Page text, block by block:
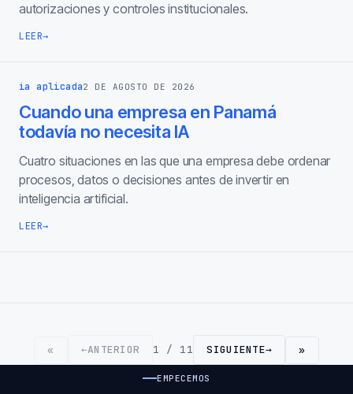
autorizaciones y controles institucionales.
LEER→
ia aplicada2 DE AGOSTO DE 2026
Cuando una empresa en Panamá
todavía no necesita IA
Cuatro situaciones en las que una empresa debe ordenar
procesos, datos o decisiones antes de invertir en
inteligencia artificial.
LEER→
« ←ANTERIOR 1 / 11 SIGUIENTE→ »
EMPECEMOS